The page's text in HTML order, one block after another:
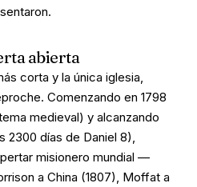
abierta
corta y la única iglesia,
Comenzando en 1798
medieval) y alcanzando
2300 días de Daniel 8),
misionero mundial —
a China (1807), Moffat a